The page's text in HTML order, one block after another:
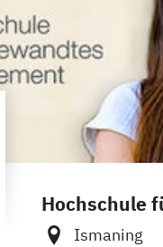
Hochschule
Ismaning